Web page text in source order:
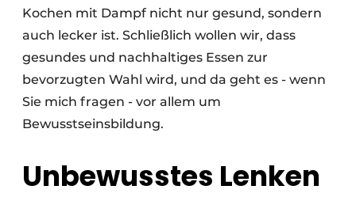
Kochen mit Dampf nicht nur gesund, sondern
auch lecker ist. Schließlich wollen wir, dass
gesundes und nachhaltiges Essen zur
bevorzugten Wahl wird, und da geht es - wenn
Sie mich fragen - vor allem um
Bewusstseinsbildung.
Unbewusstes Lenken